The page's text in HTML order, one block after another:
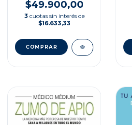
$49.900,00
3 cuotas sin interés de
$16.633,33